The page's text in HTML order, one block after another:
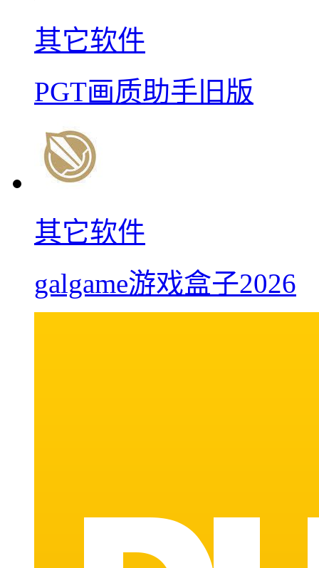
其它软件
PGT画质助手旧版
其它软件
galgame游戏盒子2026